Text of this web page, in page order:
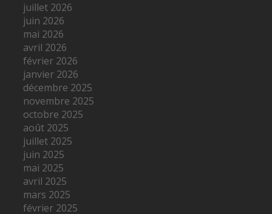
juillet 2026
juin 2026
mai 2026
avril 2026
février 2026
janvier 2026
décembre 2025
novembre 2025
octobre 2025
août 2025
juillet 2025
juin 2025
mai 2025
avril 2025
mars 2025
février 2025